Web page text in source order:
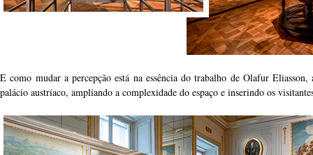
E como mudar a percepção está na essência do trabalho de Olafur Eliasson,
palácio austríaco, ampliando a complexidade do espaço e inserindo os